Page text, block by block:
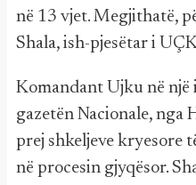
në 13 vjet. Megjithatë,
Shala, ish-pjesëtar i
Komandant Ujku në
gazetën Nacionale, nga
prej shkeljeve kryesore
në procesin gjyqësor.